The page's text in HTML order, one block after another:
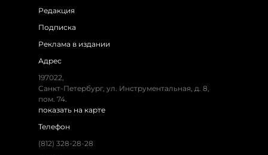
Редакция
Подписка
Реклама в издании
Адрес
197022,
Санкт-Петербург, ул. Инструментальная, д. 8,
пом. 74.
показать на карте
Телефон
(812) 328-28-28